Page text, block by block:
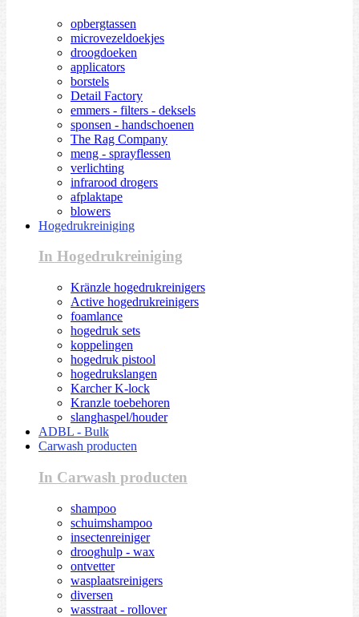
opbergtassen
microvezeldoekjes
droogdoeken
applicators
borstels
Detail Factory
emmers - filters - deksels
sponsen - handschoenen
The Rag Company
meng - sprayflessen
verlichting
infrarood drogers
afplaktape
blowers
Hogedrukreiniging
In Hogedrukreiniging
Kränzle hogedrukreinigers
Active hogedrukreinigers
foamlance
hogedruk sets
koppelingen
hogedruk pistool
hogedrukslangen
Karcher K-lock
Kranzle toebehoren
slanghaspel/houder
ADBL - Bulk
Carwash producten
In Carwash producten
shampoo
schuimshampoo
insectenreiniger
drooghulp - wax
ontvetter
wasplaatsreinigers
diversen
wasstraat - rollover